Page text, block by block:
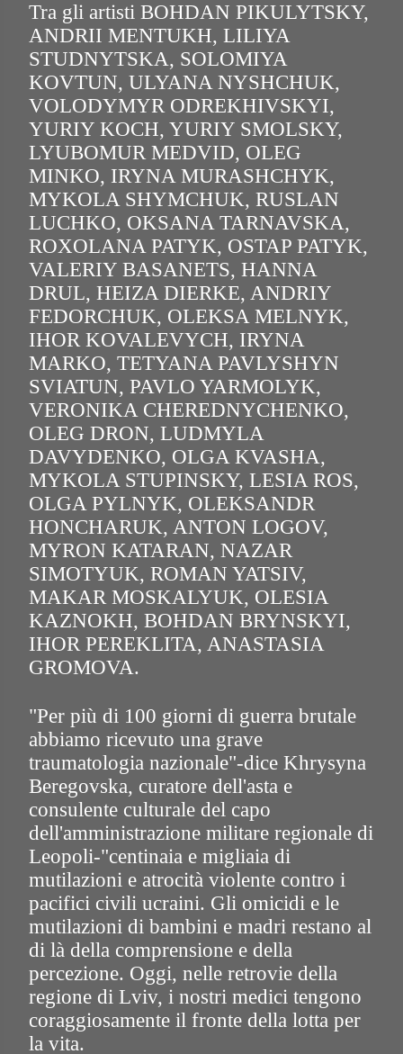
Tra gli artisti BOHDAN PIKULYTSKY,
ANDRII MENTUKH, LILIYA
STUDNYTSKA, SOLOMIYA
KOVTUN, ULYANA NYSHCHUK,
VOLODYMYR ODREKHIVSKYI,
YURIY KOCH, YURIY SMOLSKY,
LYUBOMUR MEDVID, OLEG
MINKO, IRYNA MURASHCHYK,
MYKOLA SHYMCHUK, RUSLAN
LUCHKO, OKSANA TARNAVSKA,
ROXOLANA PATYK, OSTAP PATYK,
VALERIY BASANETS, HANNA
DRUL, HEIZA DIERKE, ANDRIY
FEDORCHUK, OLEKSA MELNYK,
IHOR KOVALEVYCH, IRYNA
MARKO, TETYANA PAVLYSHYN
SVIATUN, PAVLO YARMOLYK,
VERONIKA CHEREDNYCHENKO,
OLEG DRON, LUDMYLA
DAVYDENKO, OLGA KVASHA,
MYKOLA STUPINSKY, LESIA ROS,
OLGA PYLNYK, OLEKSANDR
HONCHARUK, ANTON LOGOV,
MYRON KATARAN, NAZAR
SIMOTYUK, ROMAN YATSIV,
MAKAR MOSKALYUK, OLESIA
KAZNOKH, BOHDAN BRYNSKYI,
IHOR PEREKLITA, ANASTASIA
GROMOVA.
"Per più di 100 giorni di guerra brutale
abbiamo ricevuto una grave
traumatologia nazionale"-dice Khrysyna
Beregovska, curatore dell'asta e
consulente culturale del capo
dell'amministrazione militare regionale di
Leopoli-"centinaia e migliaia di
mutilazioni e atrocità violente contro i
pacifici civili ucraini. Gli omicidi e le
mutilazioni di bambini e madri restano al
di là della comprensione e della
percezione. Oggi, nelle retrovie della
regione di Lviv, i nostri medici tengono
coraggiosamente il fronte della lotta per
la vita.